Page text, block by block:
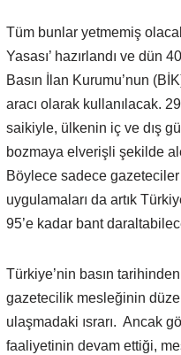
Tüm bunlar yetmemiş
Yasası’ hazırlandı ve
Basın İlan Kurumu’nun
aracı olarak kullanılacak.
saikiyle, ülkenin iç ve dış
bozmaya elverişli şekilde
Böylece sadece
uygulamaları da artık
95’e kadar bant
Türkiye’nin basın
gazetecilik mesleğinin
ulaşmadaki ısrarı. Ancak
faaliyetinin devam ettiği,